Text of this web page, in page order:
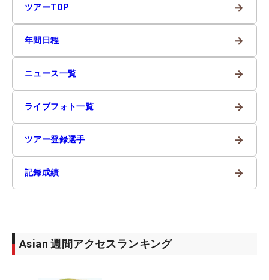
ツアーTOP →
年間日程 →
ニュース一覧 →
ライブフォト一覧 →
ツアー登録選手 →
記録成績 →
Asian 週間アクセスランキング